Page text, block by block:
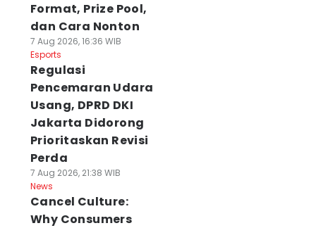
Format, Prize Pool,
dan Cara Nonton
7 Aug 2026, 16:36 WIB
Esports
Regulasi
Pencemaran Udara
Usang, DPRD DKI
Jakarta Didorong
Prioritaskan Revisi
Perda
7 Aug 2026, 21:38 WIB
News
Cancel Culture:
Why Consumers